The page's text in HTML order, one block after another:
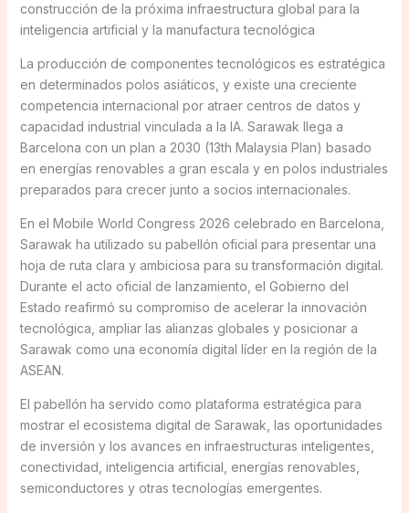
construcción de la próxima infraestructura global para la
inteligencia artificial y la manufactura tecnológica
La producción de componentes tecnológicos es estratégica
en determinados polos asiáticos, y existe una creciente
competencia internacional por atraer centros de datos y
capacidad industrial vinculada a la IA. Sarawak llega a
Barcelona con un plan a 2030 (13th Malaysia Plan) basado
en energías renovables a gran escala y en polos industriales
preparados para crecer junto a socios internacionales.
En el Mobile World Congress 2026 celebrado en Barcelona,
Sarawak ha utilizado su pabellón oficial para presentar una
hoja de ruta clara y ambiciosa para su transformación digital.
Durante el acto oficial de lanzamiento, el Gobierno del
Estado reafirmó su compromiso de acelerar la innovación
tecnológica, ampliar las alianzas globales y posicionar a
Sarawak como una economía digital líder en la región de la
ASEAN.
El pabellón ha servido como plataforma estratégica para
mostrar el ecosistema digital de Sarawak, las oportunidades
de inversión y los avances en infraestructuras inteligentes,
conectividad, inteligencia artificial, energías renovables,
semiconductores y otras tecnologías emergentes.